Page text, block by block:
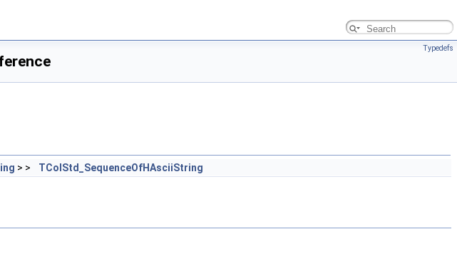
Typedefs
> > TColStd_SequenceOfHAsciiString